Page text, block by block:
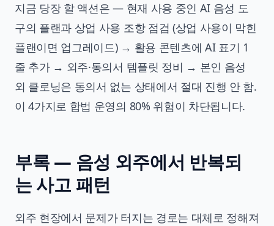
지금 당장 할 액션은 — 현재 사용 중인 AI 음성 도
구의 플랜과 상업 사용 조항 점검 (상업 사용이 막힌
플랜이면 업그레이드) → 활용 콘텐츠에 AI 표기 1
줄 추가 → 외주·동의서 템플릿 정비 → 본인 음성
외 클로닝은 동의서 없는 상태에서 절대 진행 안 함.
이 4가지로 합법 운영의 80% 위험이 차단됩니다.
부록 — 음성 외주에서 반복되
는 사고 패턴
외주 현장에서 문제가 터지는 경로는 대체로 정해져